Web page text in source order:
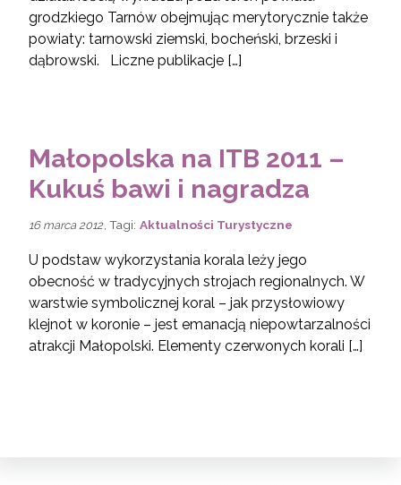
grodzkiego Tarnów obejmując merytorycznie także
powiaty: tarnowski ziemski, bocheński, brzeski i
dąbrowski. Liczne publikacje […]
Małopolska na ITB 2011 –
Kukuś bawi i nagradza
16 marca 2012, Tagi: Aktualności Turystyczne
U podstaw wykorzystania korala leży jego
obecność w tradycyjnych strojach regionalnych. W
warstwie symbolicznej koral – jak przysłowiowy
klejnot w koronie – jest emanacją niepowtarzalności
atrakcji Małopolski. Elementy czerwonych korali […]